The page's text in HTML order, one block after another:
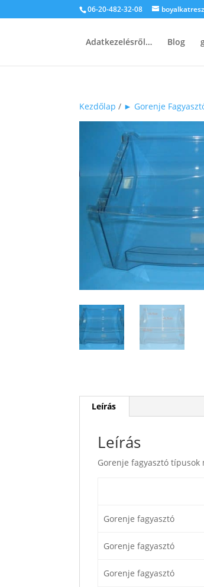
06-20-482-32-08
Adatkezelésről… Blog
Kezdőlap / ► Gorenje
Leírás
Leírás
Gorenje fagyasztó típusok
Gorenje fagyasztó
Gorenje fagyasztó
Gorenje fagyasztó